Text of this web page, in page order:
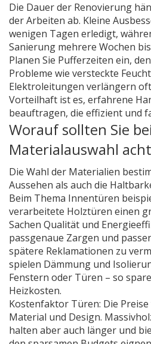
Die Dauer der Renovierung
der Arbeiten ab. Kleine
wenigen Tagen erledigt,
Sanierung mehrere Wochen
Planen Sie Pufferzeiten ein,
Probleme wie versteckte
Elektroleitungen verlängern
Vorteilhaft ist es, erfahrene
beauftragen, die effizient und
Worauf sollten Sie
Materialauswahl
Die Wahl der Materialien
Aussehen als auch die
Beim Thema Innentüren
verarbeitete Holztüren einen
Sachen Qualität und
passgenaue Zargen und
spätere Reklamationen zu
spielen Dämmung und
Fenstern oder Türen – so
Heizkosten.
Kostenfaktor Türen: Die
Material und Design.
halten aber auch länger und